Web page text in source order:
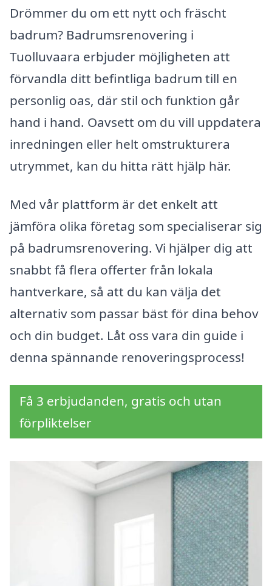
Drömmer du om ett nytt och fräscht
badrum? Badrumsrenovering i
Tuolluvaara erbjuder möjligheten att
förvandla ditt befintliga badrum till en
personlig oas, där stil och funktion går
hand i hand. Oavsett om du vill uppdatera
inredningen eller helt omstrukturera
utrymmet, kan du hitta rätt hjälp här.
Med vår plattform är det enkelt att
jämföra olika företag som specialiserar sig
på badrumsrenovering. Vi hjälper dig att
snabbt få flera offerter från lokala
hantverkare, så att du kan välja det
alternativ som passar bäst för dina behov
och din budget. Låt oss vara din guide i
denna spännande renoveringsprocess!
Få 3 erbjudanden, gratis och utan
förpliktelser